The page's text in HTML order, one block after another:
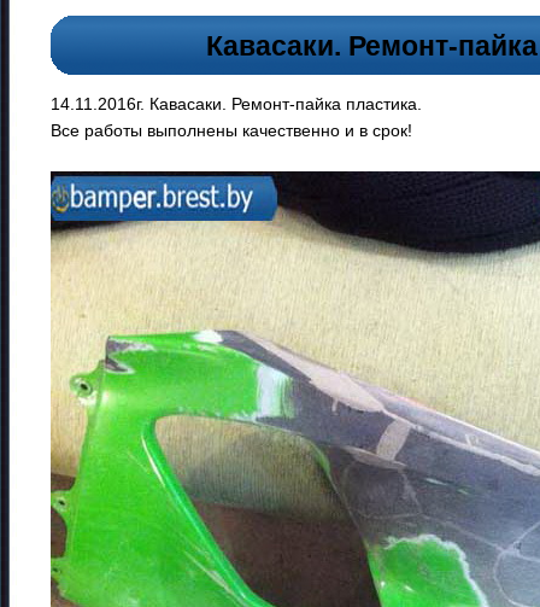
Кавасаки. Ремонт-
14.11.2016г. Кавасаки. Ремонт-пайка пластика.
Все работы выполнены качественно и в срок!